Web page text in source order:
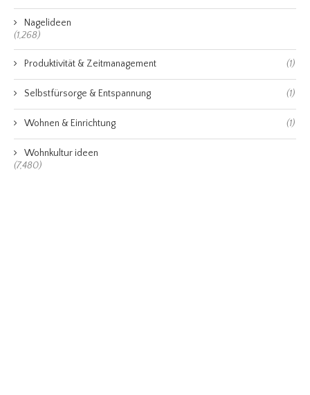
Nagelideen
(1,268)
Produktivität & Zeitmanagement (1)
Selbstfürsorge & Entspannung (1)
Wohnen & Einrichtung (1)
Wohnkultur ideen
(7,480)